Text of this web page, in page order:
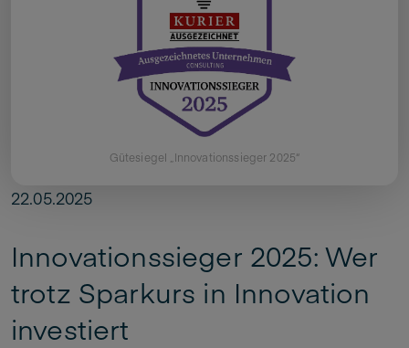
Gütesiegel „Innovationssieger 2025“
22.05.2025
Innovationssieger 2025: Wer
trotz Sparkurs in Innovation
investiert